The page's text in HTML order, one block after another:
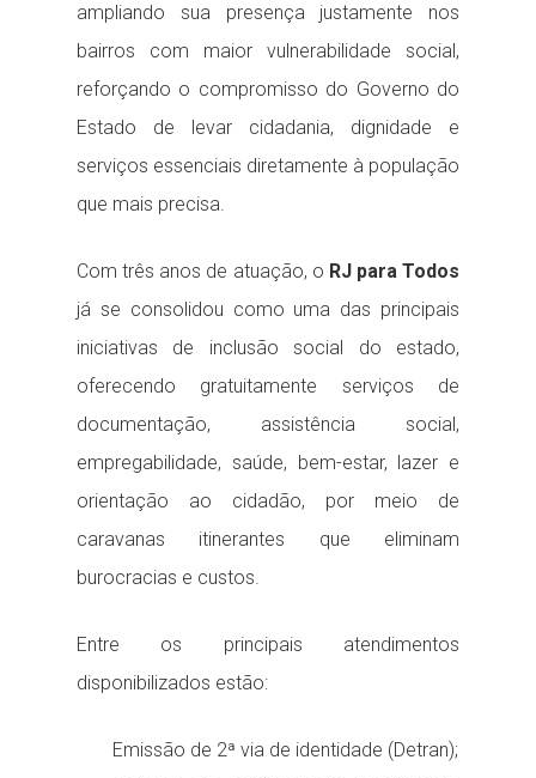
ampliando sua presença justamente nos
bairros com maior vulnerabilidade social,
reforçando o compromisso do Governo do
Estado de levar cidadania, dignidade e
serviços essenciais diretamente à população
que mais precisa.
Com três anos de atuação, o RJ para Todos
já se consolidou como uma das principais
iniciativas de inclusão social do estado,
oferecendo gratuitamente serviços de
documentação, assistência social,
empregabilidade, saúde, bem-estar, lazer e
orientação ao cidadão, por meio de
caravanas itinerantes que eliminam
burocracias e custos.
Entre os principais atendimentos
disponibilizados estão:
Emissão de 2ª via de identidade (Detran);